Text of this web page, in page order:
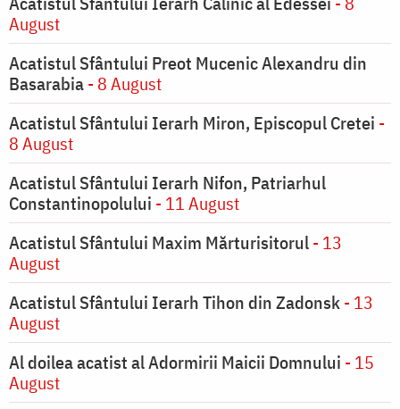
August
Acatistul Sfântului Preot Mucenic Alexandru din
Basarabia- 8 August
Acatistul Sfântului Ierarh Miron, Episcopul Cretei -
8 August
Acatistul Sfântului Ierarh Nifon, Patriarhul
Constantinopolului - 11 August
Acatistul Sfântului Maxim Mărturisitorul- 13
August
Acatistul Sfântului Ierarh Tihon din Zadonsk- 13
August
Al doilea acatist al Adormirii Maicii Domnului - 15
August